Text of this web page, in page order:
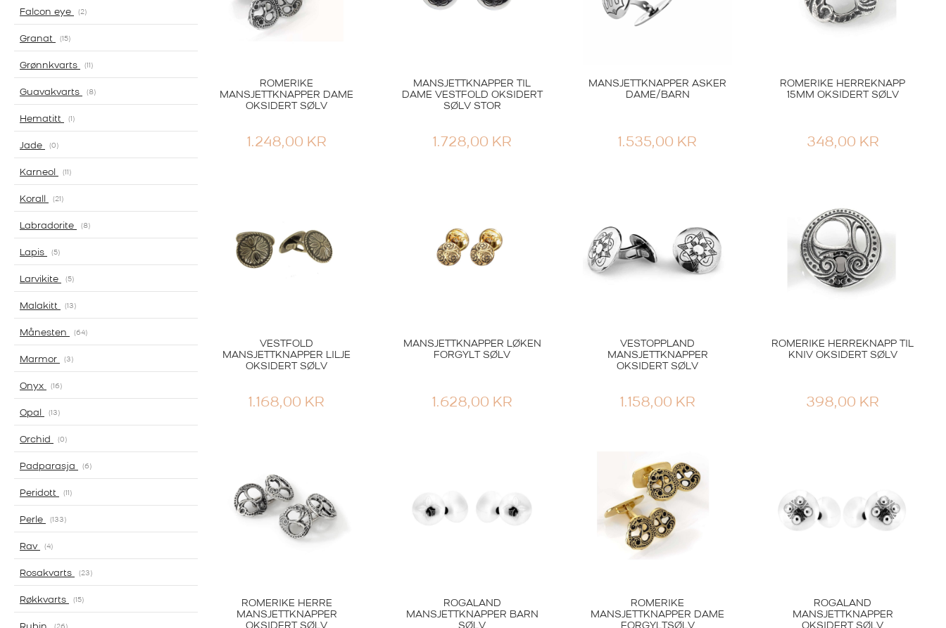
Falcon eye 2
Granat 15
Grønnkvarts 11
Guavakvarts 8
Hematitt 1
Jade 0
Karneol 11
Korall 21
Labradorite 8
Lapis 5
Larvikite 5
Malakitt 13
Månesten 64
Marmor 3
Onyx 16
Opal 13
Orchid 0
Padparasja 6
Peridott 11
Perle 133
Rav 4
Rosakvarts 23
Røkkvarts 15
ROMERIKE
MANSJETTKNAPPER DAME
OKSIDERT SØLV
1.248,00 KR
MANSJETTKNAPPER TIL
DAME VESTFOLD OKSIDERT
SØLV STOR
1.728,00 KR
MANSJETTKNAPPER ASKER
DAME/BARN
1.535,00 KR
ROMERIKE HERREKNAPP
15MM OKSIDERT SØLV
348,00 KR
VESTFOLD
MANSJETTKNAPPER LILJE
OKSIDERT SØLV
1.168,00 KR
MANSJETTKNAPPER LØKEN
FORGYLT SØLV
1.628,00 KR
VESTOPPLAND
MANSJETTKNAPPER
OKSIDERT SØLV
1.158,00 KR
ROMERIKE HERREKNAPP TIL
KNIV OKSIDERT SØLV
398,00 KR
ROMERIKE HERRE
MANSJETTKNAPPER
ROGALAND
MANSJETTKNAPPER BARN
ROMERIKE
MANSJETTKNAPPER DAME
ROGALAND
MANSJETTKNAPPER